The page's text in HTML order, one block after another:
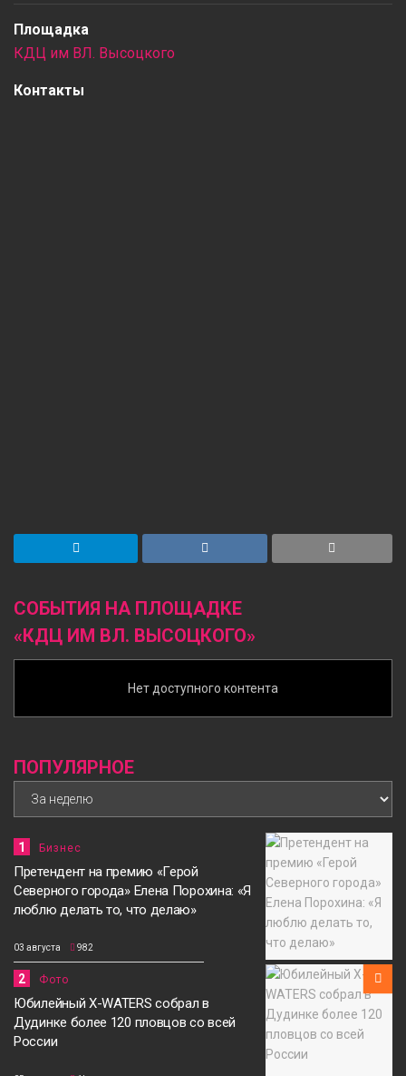
Площадка
КДЦ им ВЛ. Высоцкого
Контакты
СОБЫТИЯ НА ПЛОЩАДКЕ
«КДЦ ИМ ВЛ. ВЫСОЦКОГО»
Нет доступного контента
ПОПУЛЯРНОЕ
1 Бизнес
Претендент на премию «Герой
Северного города» Елена Порохина: «Я
люблю делать то, что делаю»
03 августа 982
2 Фото
Юбилейный X-WATERS собрал в
Дудинке более 120 пловцов со всей
России